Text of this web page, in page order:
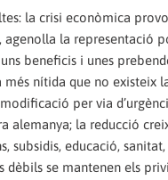
la crisi econòmica
agenolla la representació
beneficis i unes
més nítida que no existeix
per via
alemanya; la reducció
subsidis, educació,
dèbils se mantenen els